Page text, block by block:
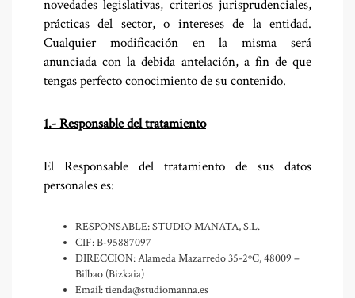
novedades legislativas, criterios jurisprudenciales,
prácticas del sector, o intereses de la entidad.
Cualquier modificación en la misma será
anunciada con la debida antelación, a fin de que
tengas perfecto conocimiento de su contenido.
1.- Responsable del tratamiento
El Responsable del tratamiento de sus datos
personales es:
RESPONSABLE: STUDIO MANATA, S.L.
CIF: B-95887097
DIRECCION: Alameda Mazarredo 35-2ºC, 48009 –
Bilbao (Bizkaia)
Email: tienda@studiomanna.es